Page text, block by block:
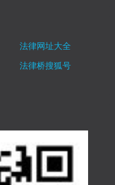
法律网址大全
法律桥搜狐号